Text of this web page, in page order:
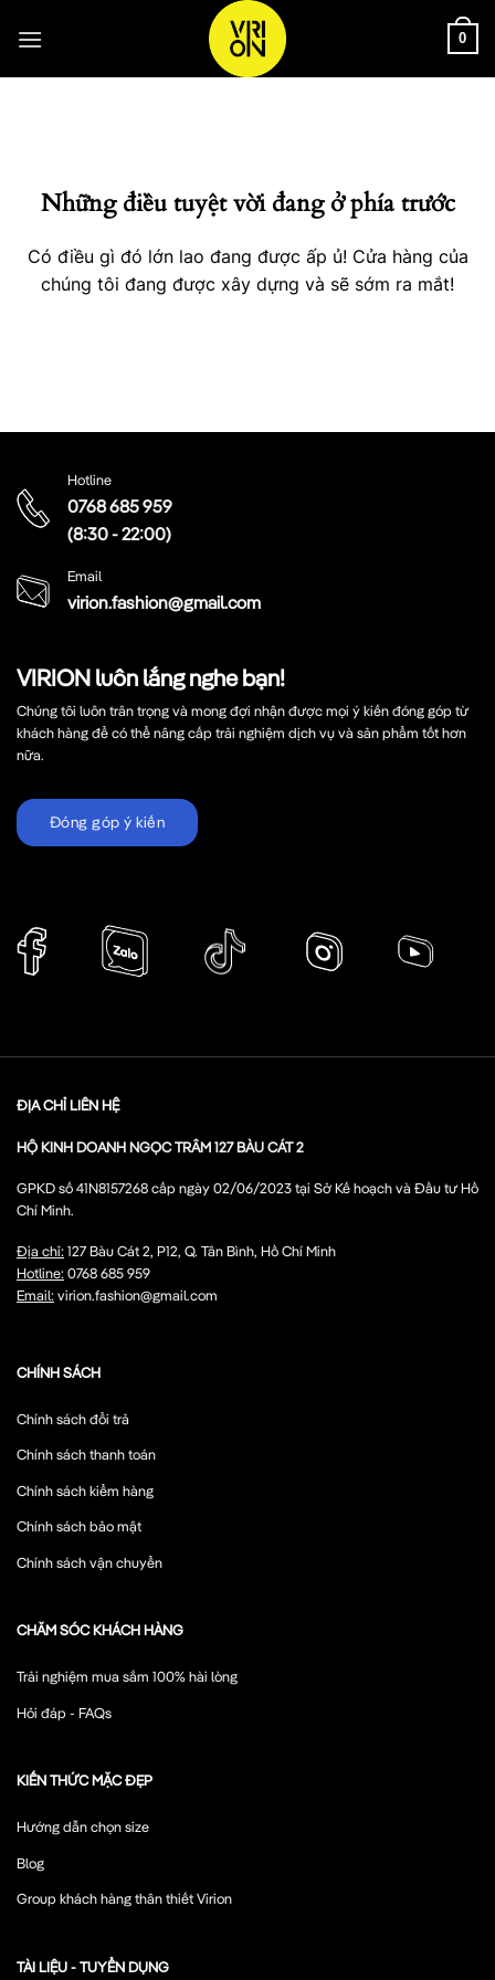
qua
0
Những điều tuyệt vời đang ở phía trước
Có điều gì đó lớn lao đang được ấp ủ! Cửa hàng của
chúng tôi đang được xây dựng và sẽ sớm ra mắt!
VIRION luôn lắng nghe bạn!
Chúng tôi luôn trân trọng và mong đợi nhận được mọi ý kiến đóng góp từ
khách hàng để có thể nâng cấp trải nghiệm dịch vụ và sản phẩm tốt hơn
nữa.
Đóng góp ý kiến
Hotline
0768 685 959
(8:30 - 22:00)
Email
virion.fashion@gmail.com
ĐỊA CHỈ LIÊN HỆ
HỘ KINH DOANH NGỌC TRÂM 127 BÀU CÁT 2
GPKD số 41N8157268 cấp ngày 02/06/2023 tại Sở Kế hoạch và Đầu tư Hồ
Chí Minh.
Địa chỉ:127 Bàu Cát 2, P12, Q. Tân Bình, Hồ Chí Minh
Hotline:0768 685 959
Email:virion.fashion@gmail.com
CHÍNH SÁCH
Chính sách đổi trả
Chính sách thanh toán
Chính sách kiểm hàng
Chính sách bảo mật
Chính sách vận chuyển
CHĂM SÓC KHÁCH HÀNG
Trải nghiệm mua sắm 100% hài lòng
Hỏi đáp - FAQs
KIẾN THỨC MẶC ĐẸP
Hướng dẫn chọn size
Blog
Group khách hàng thân thiết Virion
TÀI LIỆU - TUYỂN DỤNG